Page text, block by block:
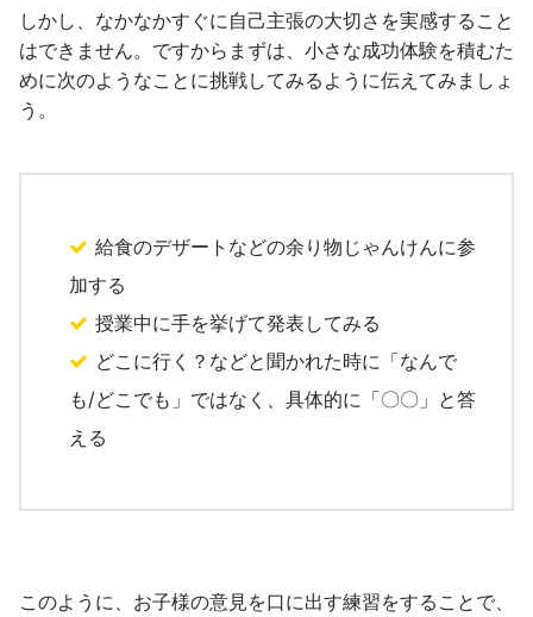
しかし、なかなかすぐに自己主張の大切さを実感すること
はできません。ですからまずは、小さな成功体験を積むた
めに次のようなことに挑戦してみるように伝えてみましょ
う。
給食のデザートなどの余り物じゃんけんに参
加する
授業中に手を挙げて発表してみる
どこに行く？などと聞かれた時に「なんで
も/どこでも」ではなく、具体的に「〇〇」と答
える
このように、お子様の意見を口に出す練習をすることで、